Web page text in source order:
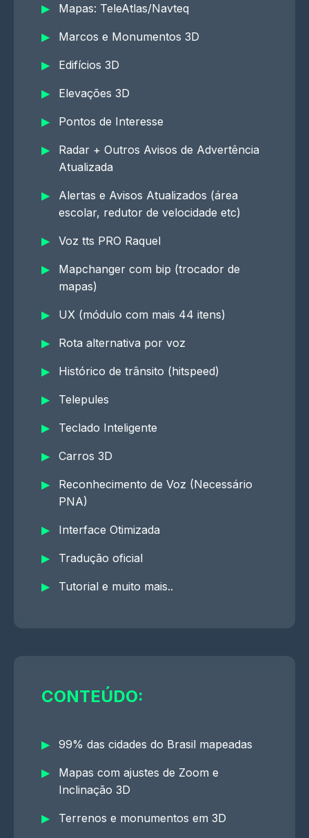
Mapas: TeleAtlas/Navteq
Marcos e Monumentos 3D
Edifícios 3D
Elevações 3D
Pontos de Interesse
Radar + Outros Avisos de Advertência
Atualizada
Alertas e Avisos Atualizados (área
escolar, redutor de velocidade etc)
Voz tts PRO Raquel
Mapchanger com bip (trocador de
mapas)
UX (módulo com mais 44 itens)
Rota alternativa por voz
Histórico de trânsito (hitspeed)
Telepules
Teclado Inteligente
Carros 3D
Reconhecimento de Voz (Necessário
PNA)
Interface Otimizada
Tradução oficial
Tutorial e muito mais..
CONTEÚDO:
99% das cidades do Brasil mapeadas
Mapas com ajustes de Zoom e
Inclinação 3D
Terrenos e monumentos em 3D